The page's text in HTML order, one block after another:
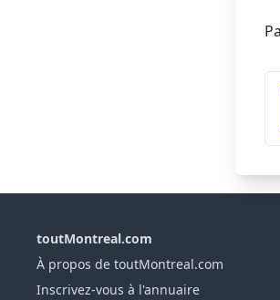
toutMontreal.com
À propos de toutMontreal.com
Inscrivez-vous à l'annuaire